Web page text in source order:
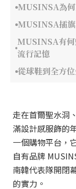
MUSINSA為何
MUSINSA插旗
MUSINSA有何
流行記憶
從球鞋到全方
走在首爾聖水洞
滿設計感服飾的
一個購物平台，
自有品牌
南韓代表隊開閉
的實力。